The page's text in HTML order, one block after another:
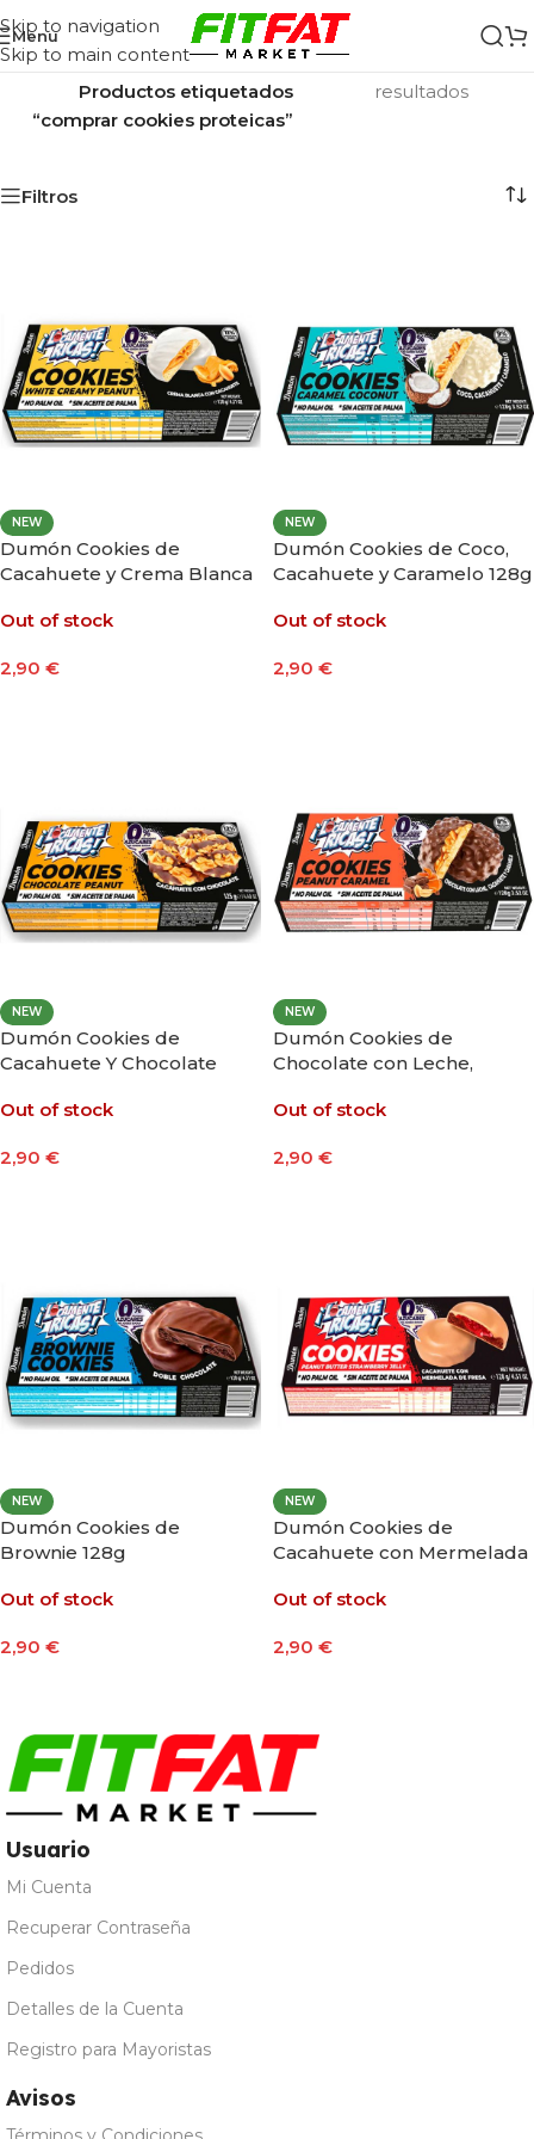
Skip to navigation
Skip to main content
Menu
Inicio/
Productos etiquetados
“comprar cookies proteicas”
resultados
Filtros
NEW
Dumón Cookies de
Cacahuete y Crema Blanca
Out of stock
2,90 €
NEW
Dumón Cookies de Coco,
Cacahuete y Caramelo 128g
Out of stock
2,90 €
NEW
Dumón Cookies de
Cacahuete Y Chocolate
Out of stock
2,90 €
NEW
Dumón Cookies de
Chocolate con Leche,
Out of stock
2,90 €
NEW
Dumón Cookies de
Brownie 128g
Out of stock
2,90 €
NEW
Dumón Cookies de
Cacahuete con Mermelada
Out of stock
2,90 €
Usuario
Mi Cuenta
Recuperar Contraseña
Pedidos
Detalles de la Cuenta
Registro para Mayoristas
Avisos